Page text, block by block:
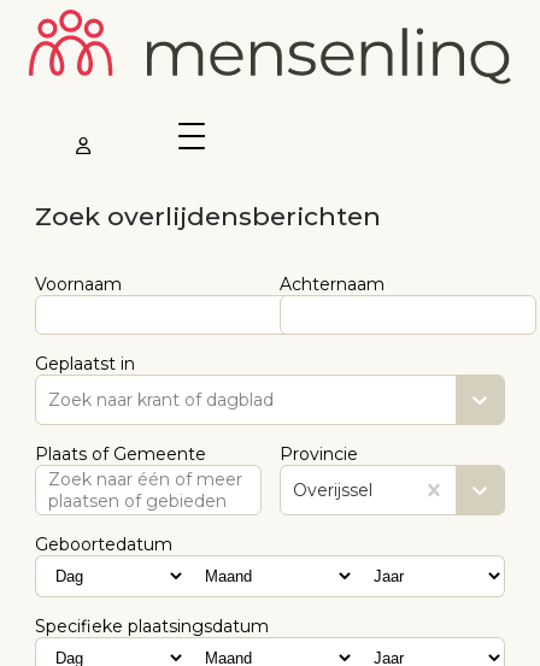
Zoek overlijdensberichten
Voornaam Achternaam
Geplaatst in
Zoek naar krant of dagblad
Plaats of Gemeente
Zoek naar één of meer
plaatsen of gebieden
Provincie
Overijssel
Geboortedatum
Specifieke plaatsingsdatum